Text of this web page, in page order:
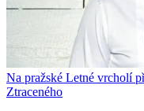
Na pražské Letné vrcholí
Ztraceného